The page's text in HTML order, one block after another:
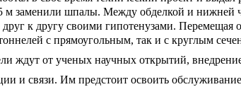
заменили шпалы. Между обделкой и нижней
к другу своими гипотенузами.
с прямоугольным, так и с круглым
ждут от ученых научных открытий,
и связи. Им предстоит освоить